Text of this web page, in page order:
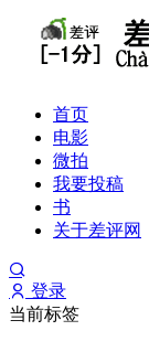
首页
电影
微拍
我要投稿
书
关于差评网
登录
当前标签